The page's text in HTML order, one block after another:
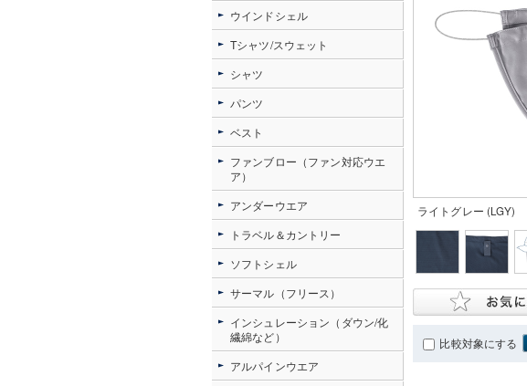
ライトグレー (LGY)
比較対象にする
ウインドシェル
Tシャツ/スウェット
シャツ
パンツ
ベスト
ファンブロー（ファン対応ウエ
ア）
アンダーウエア
トラベル＆カントリー
ソフトシェル
サーマル（フリース）
インシュレーション（ダウン/化
繊綿など）
アルパインウエア